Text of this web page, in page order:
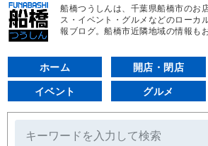
船橋つうしんは、千葉県船橋市のお
ス・イベント・グルメなどのローカ
報ブログ。船橋市近隣地域の情報も
ホーム 開店・閉店
イベント グルメ